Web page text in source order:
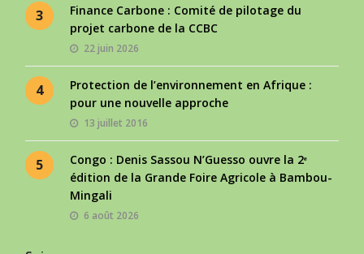
3
Finance Carbone : Comité de pilotage du
projet carbone de la CCBC
22 juin 2026
4
Protection de l’environnement en Afrique :
pour une nouvelle approche
13 juillet 2016
5
Congo : Denis Sassou N’Guesso ouvre la 2ᵉ
édition de la Grande Foire Agricole à Bambou-
Mingali
6 août 2026